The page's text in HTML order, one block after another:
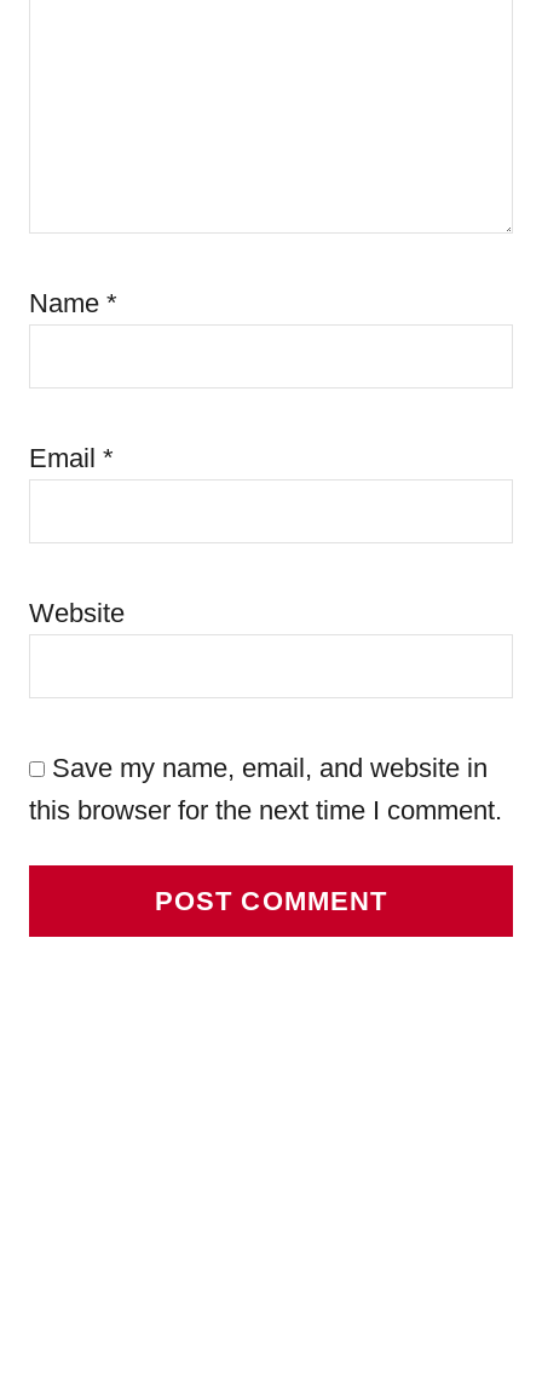
Name *
Email *
Website
Save my name, email, and website in
this browser for the next time I comment.